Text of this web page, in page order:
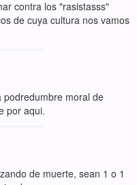
contra los "rasistasss"
de cuya cultura nos vamos
podredumbre moral de
por aqui.
de muerte, sean 1 o 1